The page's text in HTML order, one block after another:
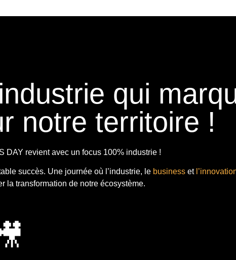
qui
notre territoire !
DAY revient avec un focus 100% industrie !
succès. Une journée où l’industrie, le businesset
la transformation de notre écosystème.